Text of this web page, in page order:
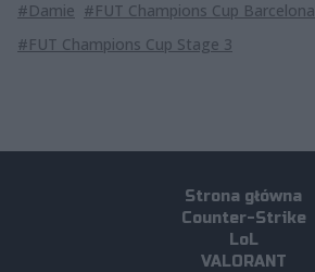
#Damie #FUT Champions Cup Barcelona
#FUT Champions Cup Stage 3
Strona główna
Counter-Strike
LoL
VALORANT